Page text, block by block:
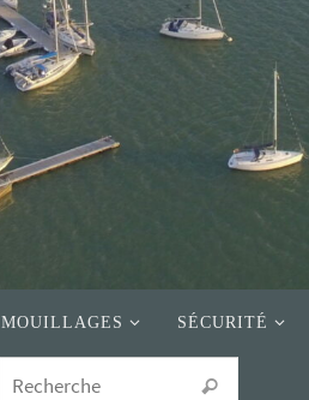
MOUILLAGES SÉCURITÉ